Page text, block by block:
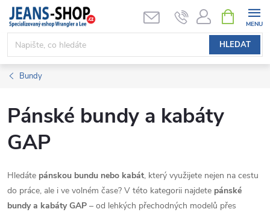
Přejít
obsah
HLEDAT
NÁKUPNÍ
KOŠÍK
Bundy
Pánské bundy a kabáty
GAP
Hledáte pánskou bundu nebo kabát, který využijete nejen na cestu
do práce, ale i ve volném čase? V této kategorii najdete pánské
bundy a kabáty GAP – od lehkých přechodných modelů přes